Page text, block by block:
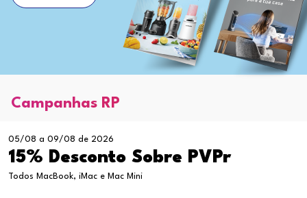
Campanhas RP
05/08 a 09/08 de 2026
15% Desconto Sobre PVPr
Todos MacBook, iMac e Mac Mini